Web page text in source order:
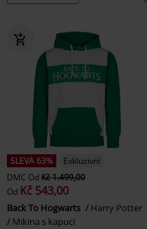
SLEVA 63%
Exkluzivní
DMC Od Kč 1.499,00
Od Kč 543,00
Back To Hogwarts
Harry Potter
Mikina s kapucí